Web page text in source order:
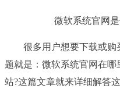
微软系统官网
很多用户想要下载或购
题就是：微软系统官网在哪
站?这篇文章就来详细解答